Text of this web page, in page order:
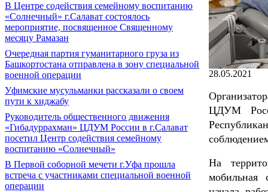
В Центре содействия семейному воспитанию
«Солнечный» г.Салават состоялось
мероприятие, посвященное Священному
месяцу Рамазан
Очередная партия гуманитарного груза из
Башкортостана отправлена в зону специальной
военной операции
Уфимские мусульманки рассказали о своем
пути к хиджабу
Руководитель общественного движения
«Гибадуррахман» ЦДУМ России в г.Салават
посетил Центр содействия семейному
воспитанию «Солнечный»
В Первой соборной мечети г.Уфа прошла
встреча с участниками специальной военной
операции
28.05.2021
ЦДУМ
На
мобильная